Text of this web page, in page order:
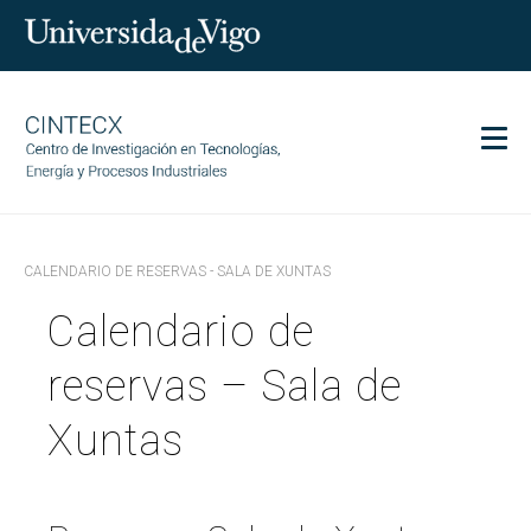
Investigación
Transferencia
Ciencia y sociedad
Comunicación
CALENDARIO DE RESERVAS - SALA DE XUNTAS
Calendario de
reservas – Sala de
Xuntas